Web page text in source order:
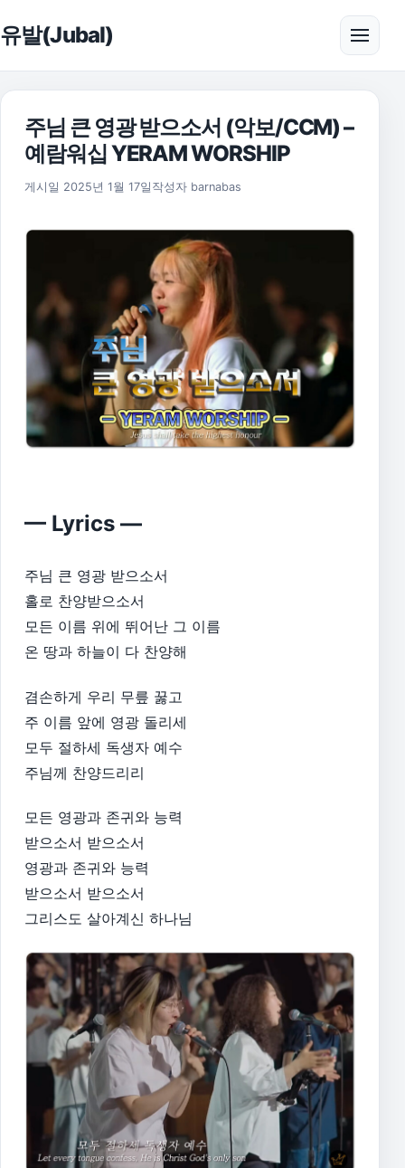
유발(Jubal) 메뉴
주님 큰 영광 받으소서 (악보/CCM) –
예람워십 YERAM WORSHIP
게시일 2025년 1월 17일 2025년 11월 17일
작성자 barnabas
— Lyrics —
주님 큰 영광 받으소서
홀로 찬양받으소서
모든 이름 위에 뛰어난 그 이름
온 땅과 하늘이 다 찬양해
겸손하게 우리 무릎 꿇고
주 이름 앞에 영광 돌리세
모두 절하세 독생자 예수
주님께 찬양드리리
모든 영광과 존귀와 능력
받으소서 받으소서
영광과 존귀와 능력
받으소서 받으소서
그리스도 살아계신 하나님